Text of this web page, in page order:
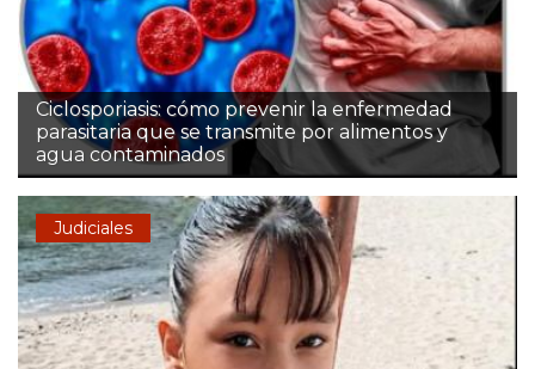
Ciclosporiasis: cómo prevenir la enfermedad
parasitaria que se transmite por alimentos y
agua contaminados
Judiciales